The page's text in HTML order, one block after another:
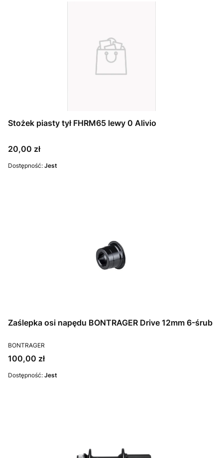
Stożek piasty tył FHRM65 lewy 0 Alivio
Cena
20,00 zł
Dostępność: Jest
Zaślepka osi napędu BONTRAGER Drive 12mm 6-śrub
PRODUCENT
BONTRAGER
Cena
100,00 zł
Dostępność: Jest